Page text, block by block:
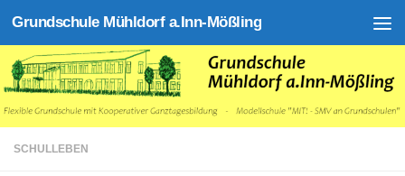
Zum Inhalt springen
Grundschule Mühldorf a.Inn-Mößling
SCHULLEBEN